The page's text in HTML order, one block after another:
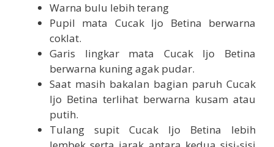
Warna bulu lebih terang
Pupil mata Cucak Ijo Betina berwarna
coklat.
Garis lingkar mata Cucak Ijo Betina
berwarna kuning agak pudar.
Saat masih bakalan bagian paruh Cucak
Ijo Betina terlihat berwarna kusam atau
putih.
Tulang supit Cucak Ijo Betina lebih